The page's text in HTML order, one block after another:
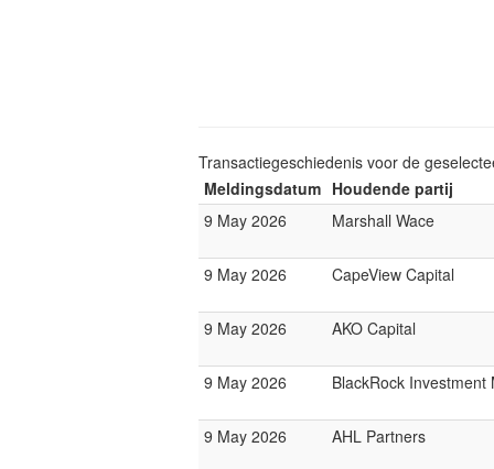
Transactiegeschiedenis voor de
Meldingsdatum Houdende partij
9 May 2026
Marshall Wace
9 May 2026 CapeView Capital
9 May 2026 AKO Capital
9 May 2026 BlackRock Investment
9 May 2026 AHL Partners